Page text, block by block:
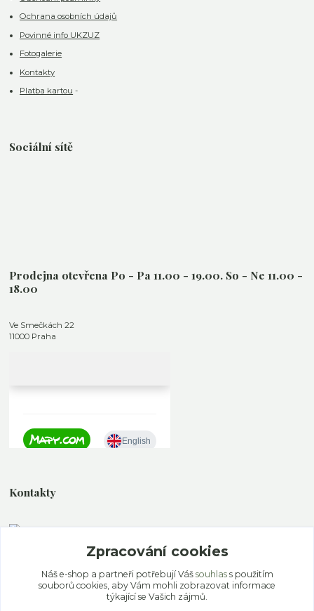
Ochrana osobních údajů
Povinné info UKZUZ
Fotogalerie
Kontakty
Platba kartou -
Sociální sítě
Prodejna otevřena Po - Pa 11.00 - 19.00. So - Ne 11.00 -
18.00
Ve Smečkách 22
11000 Praha
Kontakty
+420 777 339 077
Po - Pa 11.00 - 19.00 So - Ne 12.00 - 18.00
info@ekoaloe.cz
Zpracování cookies
Náš e-shop a partneři potřebují Váš souhlass použitím
souborů cookies, aby Vám mohli zobrazovat informace
týkající se Vašich zájmů.